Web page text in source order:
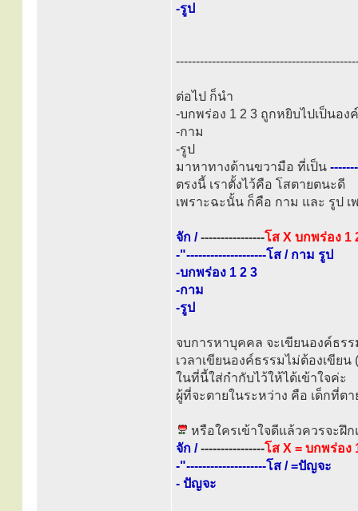
-รูป
ต่อไป ก็นำ
-บกพร่อง 1 2 3 ถูกหยิบไปเป็นอ
-กาม
-รูป
มาหาทางด้านขวามือ ที่เป็น
ตรงนี้ เราตั้งไว้คือ โสตายตนะดี
เพราะฉะนั้น ก็คือ กาม และ รูป
จัก /----------------โส X บกพร่อง 1
-"--------------------โส / กาม รูป
-บกพร่อง 1 2 3
-กาม
-รูป
จบการหาบุคคล จะเขียนองค์ธร
เวลาเขียนองค์ธรรมไม่ต้องเขียน
ในที่นี้ใส่กำกับไว้ให้ได้เข้าใจค่ะ
ผู้ที่จะตายในระหว่าง คือ เด็กที่ต
หรือใครเข้าใจดีแล้วควรจะฝึ
จัก /----------------โส X = บกพร่อง
-"--------------------โส / =ปัญจะ
- ปัญจะ